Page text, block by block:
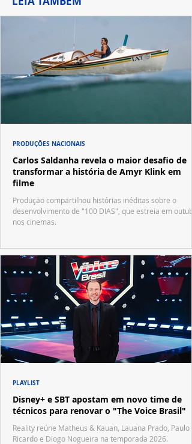
Carlos Saldanha revela o maior desafio de
transformar a história de Amyr Klink em
filme
Produção compartilhou histórias inéditas sobre o
desenvolvimento de "100 DIAS", que estreia em
nos cinemas.
PRODUÇÕES NACIONAIS
Disney+ e SBT apostam em novo time de
técnicos para renovar o "The Voice Brasil"
Reality reúne Matheus & Kauan, Lauana Prado, Paulo
Ricardo e Diogo Nogueira na temporada 2026.
PLAYLIST